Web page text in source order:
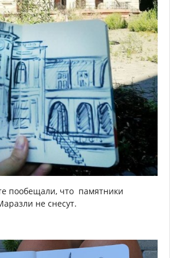
пообещали, что памятники
не снесут.